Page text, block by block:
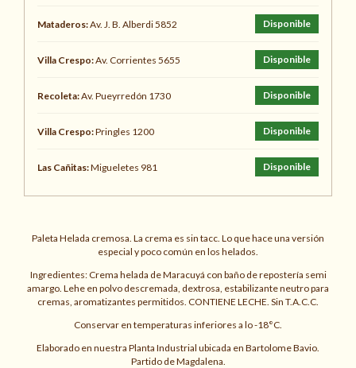
Mataderos:Av. J. B. Alberdi 5852 Disponible
Villa Crespo:Av. Corrientes 5655 Disponible
Recoleta:Av. Pueyrredón 1730 Disponible
Villa Crespo:Pringles 1200 Disponible
Las Cañitas:Migueletes 981 Disponible
Paleta Helada cremosa. La crema es sin tacc. Lo que hace una versión
especial y poco común en los helados.
Ingredientes: Crema helada de Maracuyá con baño de repostería semi
amargo. Lehe en polvo descremada, dextrosa, estabilizante neutro para
cremas, aromatizantes permitidos. CONTIENE LECHE. Sin T.A.C.C.
Conservar en temperaturas inferiores a lo -18°C.
Elaborado en nuestra Planta Industrial ubicada en Bartolome Bavio.
Partido de Magdalena.